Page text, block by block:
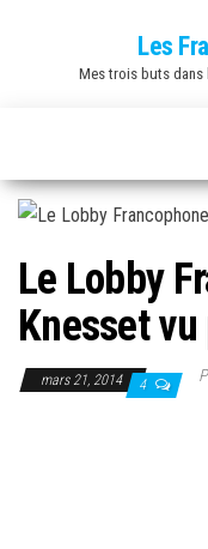
Les
Mes trois buts dans
Le Lobby
Knesset vu
mars 21, 2014 4